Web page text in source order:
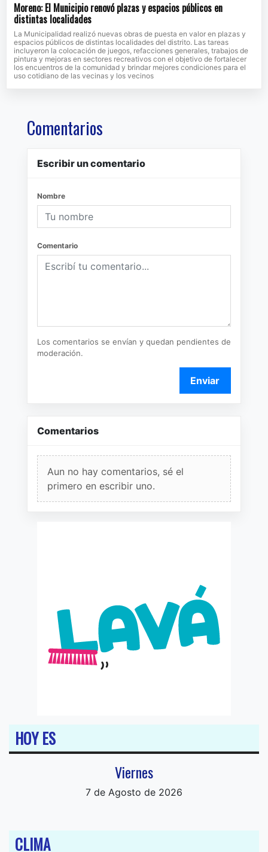
Moreno: El Municipio renovó plazas y espacios públicos en
distintas localidades
La Municipalidad realizó nuevas obras de puesta en valor en plazas y
espacios públicos de distintas localidades del distrito. Las tareas
incluyeron la colocación de juegos, refacciones generales, trabajos de
pintura y mejoras en sectores recreativos con el objetivo de fortalecer
los encuentros de la comunidad y brindar mejores condiciones para el
uso cotidiano de las vecinas y los vecinos
Comentarios
Escribir un comentario
Nombre
Comentario
Los comentarios se envían y quedan pendientes de
moderación.
Enviar
Comentarios
Aun no hay comentarios, sé el
primero en escribir uno.
HOY ES
Viernes
7 de Agosto de 2026
CLIMA